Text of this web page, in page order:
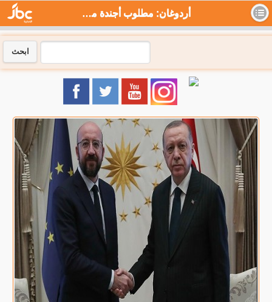
أردوغان: مطلوب أجندة ملموسة لانضمام تركيا للاتحاد الأوروبي - جي بي سي نيوز
ابحث